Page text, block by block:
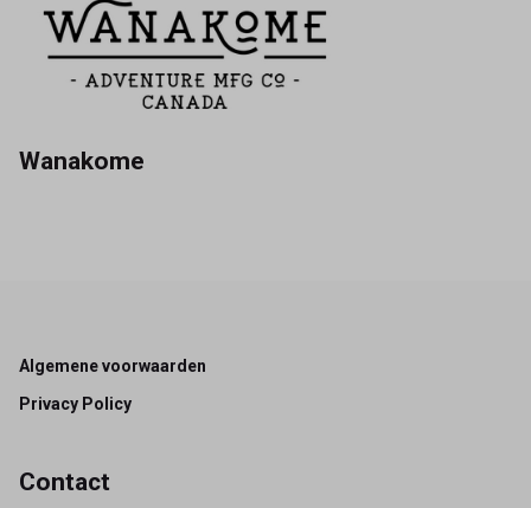
Wanakome
Footer
Algemene voorwaarden
Privacy Policy
Contact